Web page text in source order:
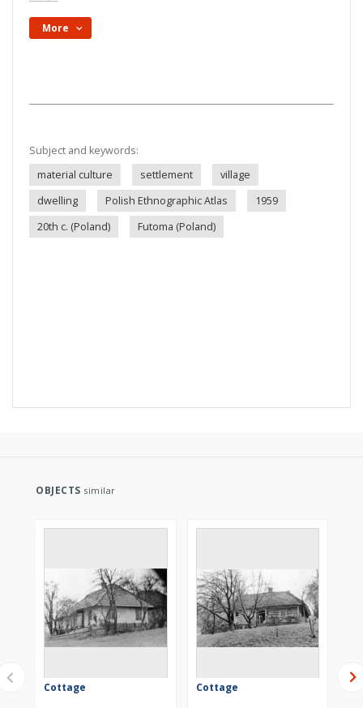
More
Subject and keywords:
material culture
settlement
village
dwelling
Polish Ethnographic Atlas
1959
20th c. (Poland)
Futoma (Poland)
OBJECTS similar
Cottage Cottage